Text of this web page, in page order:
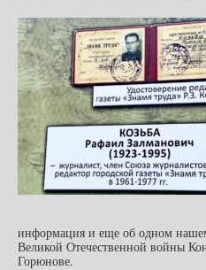
информация и еще об одном
Великой Отечественной войны
Горюнове.